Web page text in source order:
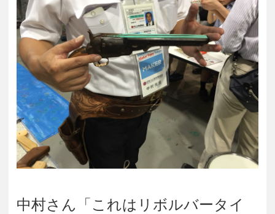
中村さん「これはリボルバータイ